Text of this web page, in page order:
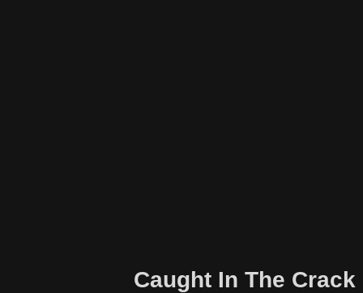
Caught In The